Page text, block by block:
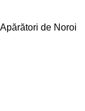
Apărători de Noroi